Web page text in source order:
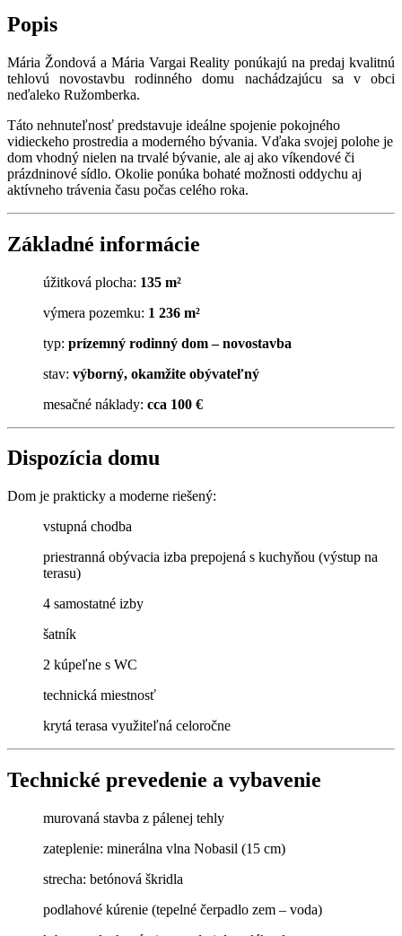
Popis
Mária Žondová a Mária Vargai Reality ponúkajú na predaj kvalitnú
tehlovú novostavbu rodinného domu nachádzajúcu sa v obci
neďaleko Ružomberka.
Táto nehnuteľnosť predstavuje ideálne spojenie pokojného
vidieckeho prostredia a moderného bývania. Vďaka svojej polohe je
dom vhodný nielen na trvalé bývanie, ale aj ako víkendové či
prázdninové sídlo. Okolie ponúka bohaté možnosti oddychu aj
aktívneho trávenia času počas celého roka.
Základné informácie
úžitková plocha: 135 m²
výmera pozemku: 1 236 m²
typ: prízemný rodinný dom – novostavba
stav: výborný, okamžite obývateľný
mesačné náklady: cca 100 €
Dispozícia domu
Dom je prakticky a moderne riešený:
vstupná chodba
priestranná obývacia izba prepojená s kuchyňou (výstup na
terasu)
4 samostatné izby
šatník
2 kúpeľne s WC
technická miestnosť
krytá terasa využiteľná celoročne
Technické prevedenie a vybavenie
murovaná stavba z pálenej tehly
zateplenie: minerálna vlna Nobasil (15 cm)
strecha: betónová škridla
podlahové kúrenie (tepelné čerpadlo zem – voda)